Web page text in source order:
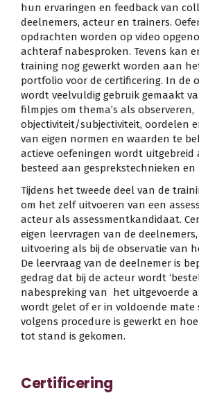
hun ervaringen en feedback van
deelnemers, acteur en trainers.
opdrachten worden op video
achteraf nabesproken. Tevens kan
training nog gewerkt worden aan
portfolio voor de certificering. In de
wordt veelvuldig gebruik gemaakt
filmpjes om thema’s als observeren,
objectiviteit/subjectiviteit, oordelen
van eigen normen en waarden te
actieve oefeningen wordt
besteed aan gesprekstechnieken
Tijdens het tweede deel van de
om het zelf uitvoeren van een
acteur als assessmentkandidaat.
eigen leervragen van de
uitvoering als bij de observatie van
De leervraag van de deelnemer is
gedrag dat bij de acteur wordt
nabespreking van het uitgevoerde
wordt gelet of er in voldoende mate
volgens procedure is gewerkt en
tot stand is gekomen.
Certificering